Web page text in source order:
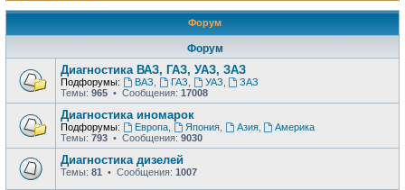
Форум
Форум
Диагностика ВАЗ, ГАЗ, УАЗ, ЗАЗ
Подфорумы: ВАЗ ГАЗ УАЗ
ЗАЗ
Темы: 965 • Сообщения: 17008
Диагностика иномарок
Подфорумы: Европа, Япония, Азия,
Америка
Темы: 793 • Сообщения: 9030
Диагностика дизелей
Темы: 81 • Сообщения: 1007